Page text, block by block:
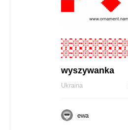
wyszywanka
Ukraina
ewa